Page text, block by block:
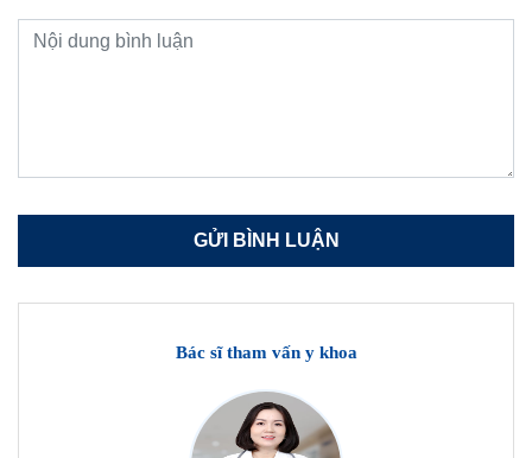
Bác sĩ tham vấn y khoa